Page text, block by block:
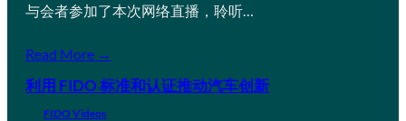
与会者参加了本次网络直播，聆听…
Read More →
利用 FIDO 标准和认证推动汽车创新
FIDO Videos